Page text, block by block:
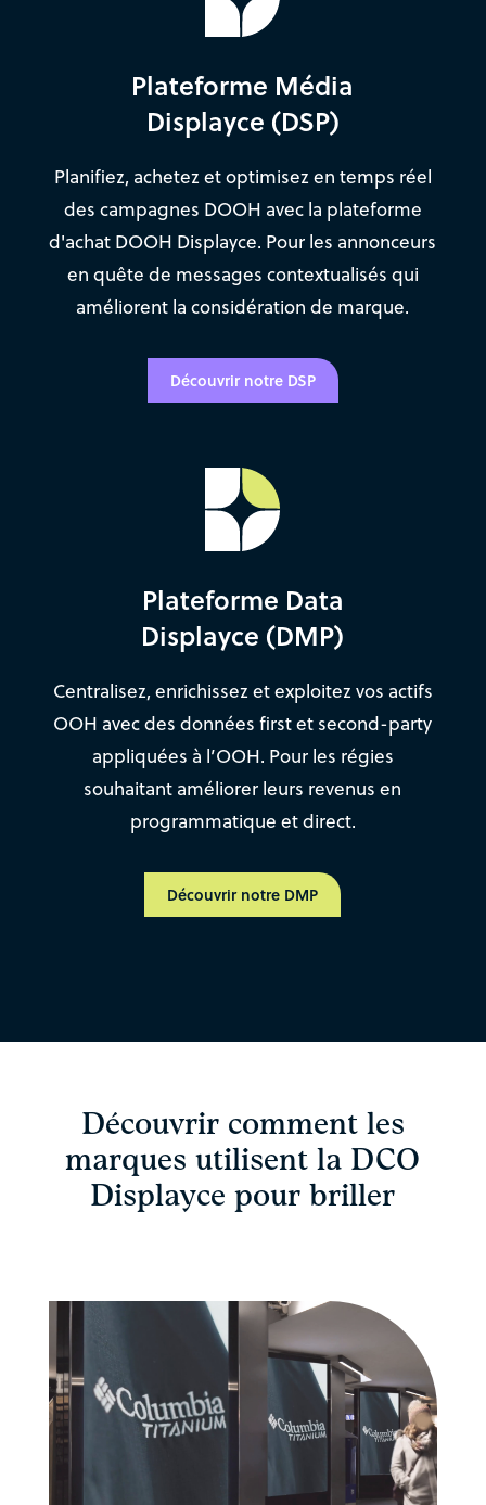
Plateforme Média
Displayce (DSP)
Planifiez, achetez et optimisez en temps réel
des campagnes DOOH avec la plateforme
d'achat DOOH Displayce. Pour les annonceurs
en quête de messages contextualisés qui
améliorent la considération de marque.
Découvrir notre DSP
Plateforme Data
Displayce (DMP)
Centralisez, enrichissez et exploitez vos actifs
OOH avec des données first et second-party
appliquées à l’OOH. Pour les régies
souhaitant améliorer leurs revenus en
programmatique et direct.
Découvrir notre DMP
Découvrir comment les
marques utilisent la DCO
Displayce pour briller